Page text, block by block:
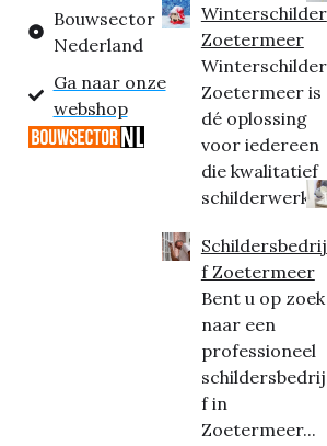
Bouwsector
Nederland
Ga naar onze
webshop
Winterschilder
Zoetermeer
Winterschilder
Zoetermeer is
dé oplossing
voor iedereen
die kwalitatief
schilderwerk...
Schildersbedrij
f Zoetermeer
Bent u op zoek
naar een
professioneel
schildersbedrij
f in
Zoetermeer...